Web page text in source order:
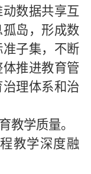
数据共享互
岛，形成数
子集，不断
推进教育管
理体系和治
教学质量。
教学深度融